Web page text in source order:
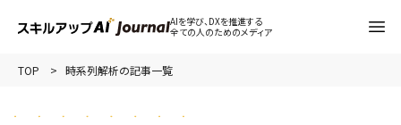
AIを学び、DXを推進する
全ての人のためのメディア
TOP 時系列解析の記事一覧